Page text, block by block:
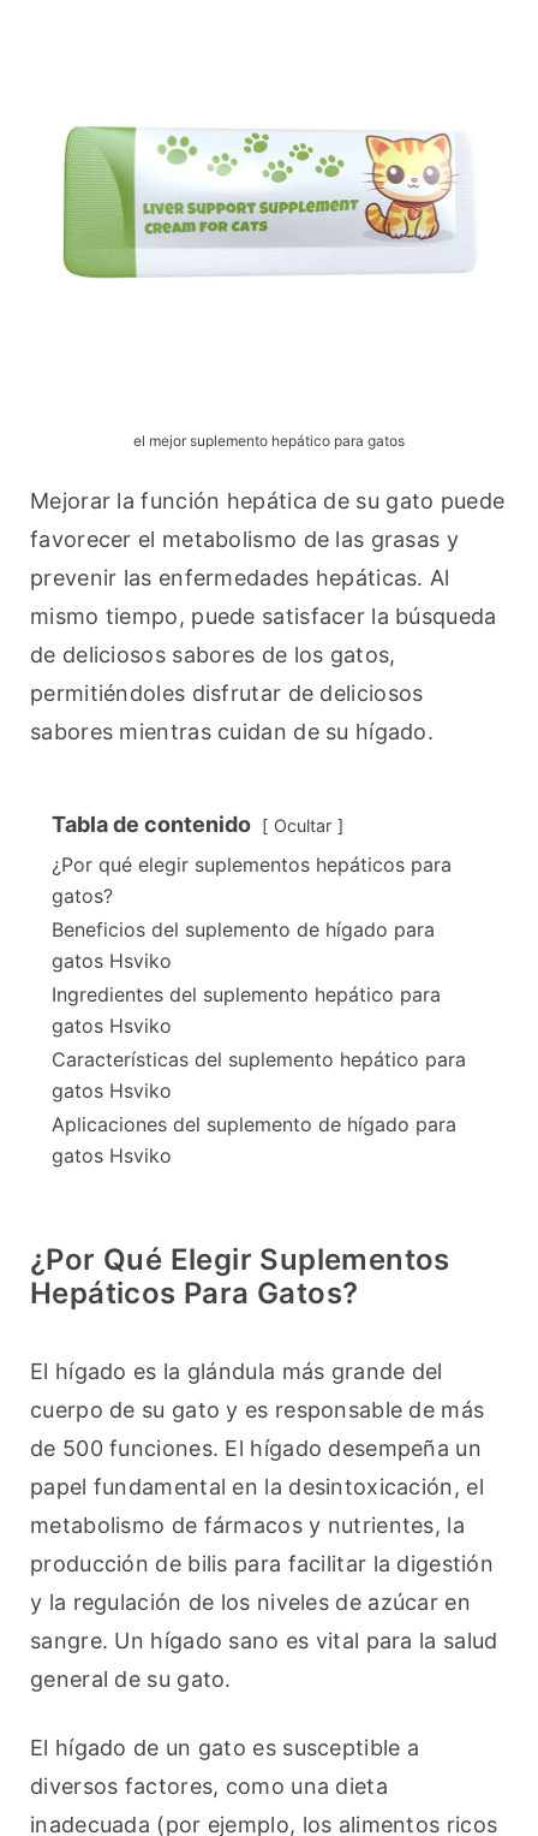
el mejor suplemento hepático para gatos
Mejorar la función hepática de su gato puede
favorecer el metabolismo de las grasas y
prevenir las enfermedades hepáticas. Al
mismo tiempo, puede satisfacer la búsqueda
de deliciosos sabores de los gatos,
permitiéndoles disfrutar de deliciosos
sabores mientras cuidan de su hígado.
Tabla de contenido Ocultar
¿Por qué elegir suplementos hepáticos para
gatos?
Beneficios del suplemento de hígado para
gatos Hsviko
Ingredientes del suplemento hepático para
gatos Hsviko
Características del suplemento hepático para
gatos Hsviko
Aplicaciones del suplemento de hígado para
gatos Hsviko
¿Por Qué Elegir Suplementos
Hepáticos Para Gatos?
El hígado es la glándula más grande del
cuerpo de su gato y es responsable de más
de 500 funciones. El hígado desempeña un
papel fundamental en la desintoxicación, el
metabolismo de fármacos y nutrientes, la
producción de bilis para facilitar la digestión
y la regulación de los niveles de azúcar en
sangre. Un hígado sano es vital para la salud
general de su gato.
El hígado de un gato es susceptible a
diversos factores, como una dieta
inadecuada (por ejemplo, los alimentos ricos